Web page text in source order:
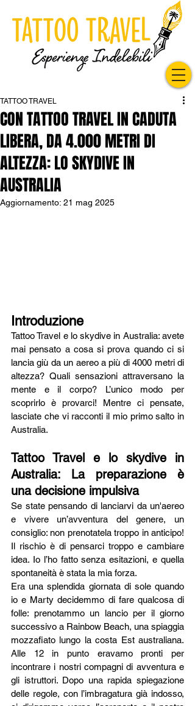
CON TATTOO TRAVEL IN CADUTA
LIBERA, DA 4.000 METRI DI
ALTEZZA: LO SKYDIVE IN
AUSTRALIA
TATTOO TRAVEL
Aggiornamento: 21 mag 2025
Introduzione
Tattoo Travel e lo skydive in Australia: avete
mai pensato a cosa si prova quando ci si
lancia giù da un aereo a più di 4000 metri di
altezza? Quali sensazioni attraversano la
mente e il corpo? L’unico modo per
scoprirlo è provarci! Mentre ci pensate,
lasciate che vi racconti il mio primo salto in
Australia.
Tattoo Travel e lo skydive in
Australia: La preparazione è
una decisione impulsiva
Se state pensando di lanciarvi da un'aereo
e vivere un’avventura del genere, un
consiglio: non prenotatela troppo in anticipo!
Il rischio è di pensarci troppo e cambiare
idea. Io l’ho fatto senza esitazioni, e quella
spontaneità è stata la mia forza.
Era una splendida giornata di sole quando
io e Marty decidemmo di fare qualcosa di
folle: prenotammo un lancio per il giorno
successivo a Rainbow Beach, una spiaggia
mozzafiato lungo la costa Est australiana.
Alle 12 in punto eravamo pronti per
incontrare i nostri compagni di avventura e
gli istruttori. Dopo una rapida spiegazione
delle regole, con l’imbragatura già indosso,